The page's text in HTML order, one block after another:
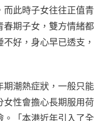
而此時子女往往正值青
春期子女，雙方情緒都
好，身心早已透支，
期潮熱症狀，一般只能
性會擔心長期服用荷
。「本港近年引入了全